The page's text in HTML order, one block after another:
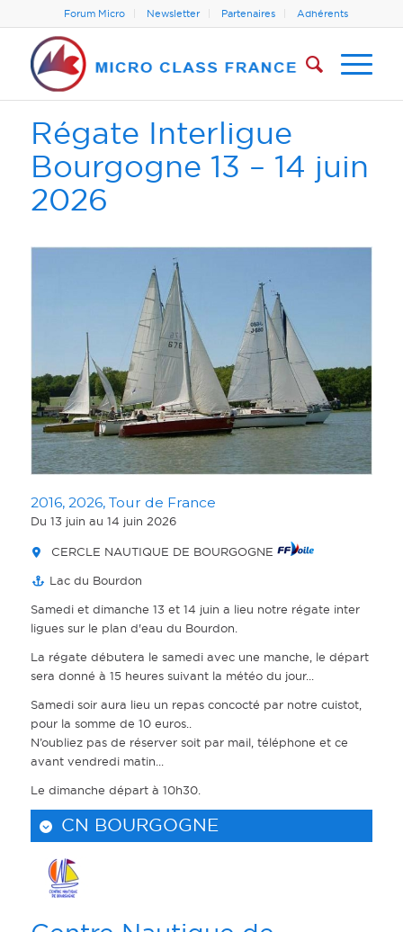
Forum Micro Newsletter Partenaires Adhérents
Régate Interligue
Bourgogne 13 – 14 juin
2026
2016, 2026, Tour de France
Du 13 juin au 14 juin 2026
CERCLE NAUTIQUE DE BOURGOGNE
Lac du Bourdon
Samedi et dimanche 13 et 14 juin a lieu notre régate inter
ligues sur le plan d'eau du Bourdon.
La régate débutera le samedi avec une manche, le départ
sera donné à 15 heures suivant la météo du jour...
Samedi soir aura lieu un repas concocté par notre cuistot,
pour la somme de 10 euros..
N’oubliez pas de réserver soit par mail, téléphone et ce
avant vendredi matin...
Le dimanche départ à 10h30.
CN BOURGOGNE